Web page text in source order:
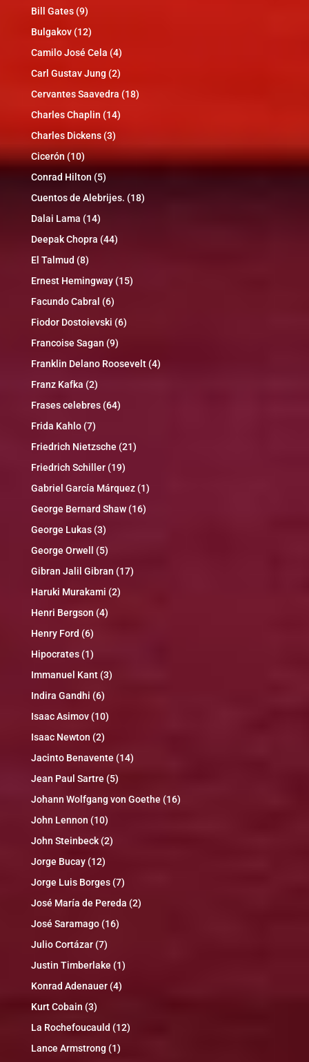
Bill Gates(9)
Bulgakov(12)
Camilo José Cela (4)
Carl Gustav Jung (2)
Cervantes Saavedra (18)
Charles Chaplin (14)
Charles Dickens(3)
Cicerón (10)
Conrad Hilton (5)
Cuentos de Alebrijes. (18)
Dalai Lama (14)
Deepak Chopra (44)
El Talmud (8)
Ernest Hemingway(15)
Facundo Cabral (6)
Fiodor Dostoievski (6)
Francoise Sagan (9)
Franklin Delano Roosevelt(4)
Franz Kafka (2)
Frases celebres(64)
Frida Kahlo(7)
Friedrich Nietzsche (21)
Friedrich Schiller(19)
Gabriel García Márquez(1)
George Bernard Shaw(16)
George Lukas(3)
George Orwell
(5)
Gibran Jalil Gibran (17)
Haruki Murakami (2)
Henri Bergson (4)
Henry Ford (6)
Hipocrates(1)
Immanuel Kant(3)
Indira Gandhi (6)
Isaac Asimov(10)
Isaac Newton (2)
Jacinto Benavente (14)
Jean Paul Sartre (5)
Johann Wolfgang von Goethe (16)
John Lennon (10)
John Steinbeck(2)
Jorge Bucay(12)
Jorge Luis Borges(7)
José María de Pereda (2)
José Saramago(16)
Julio Cortázar(7)
Justin Timberlake (1)
Konrad Adenauer(4)
Kurt Cobain (3)
La Rochefoucauld (12)
Lance Armstrong (1)